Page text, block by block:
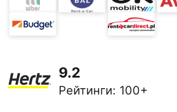
9.2
Рейтинги: 100+